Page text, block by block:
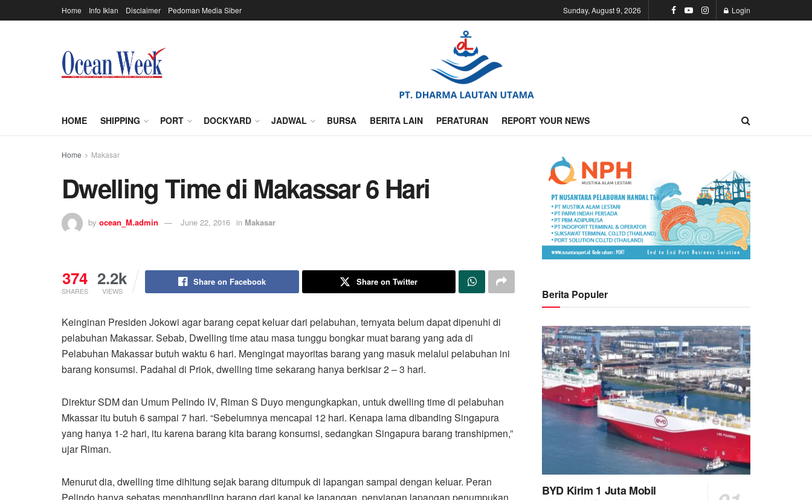
Home Info Iklan Disclaimer Pedoman Media Siber Sunday, August 9, 2026 Login
HOME SHIPPING PORT DOCKYARD JADWAL BURSA BERITA LAIN PERATURAN REPORT YOUR NEWS
Home Makasar
Dwelling Time di Makassar 6 Hari
by ocean_M.admin June 22, 2016 in Makasar
374
SHARES
2.2k
VIEWS
Share on Facebook Share on Twitter
Keinginan Presiden Jokowi agar barang cepat keluar dari pelabuhan, ternyata belum dapat dipenuhi di
pelabuhan Makassar. Sebab, Dwelling time atau masa tunggu bongkar muat barang yang ada di
Pelabuhan Makassar butuh waktu 6 hari. Mengingat mayoritas barang yang masuk melalui pelabuhan ini
barang konsumsi. Padahal di Priok, dwelling time sekarang hanya berkisar 2 – 3 hari.
Direktur SDM dan Umum Pelindo IV, Riman S Duyo mengungkapkan, untuk dwelling time di pelabuhan
Mkassar itu butuh 6 sampai 7 hari. “Sebelumnya mencapai 12 hari. Kenapa lama dibanding Singapura
yang hanya 1-2 hari, itu karena barang kita barang konsumsi, sedangkan Singapura barang transhipmen,”
ujar Riman.
Menurut dia, dwelling time dihitung sejak barang ditumpuk di lapangan sampai dengan keluar. Peran
Pelindo hanya sebatas menghandling barang dari kapal ke lapangan, penyiapan lapangan penumpukan,
Berita Populer
BYD Kirim 1 Juta Mobil